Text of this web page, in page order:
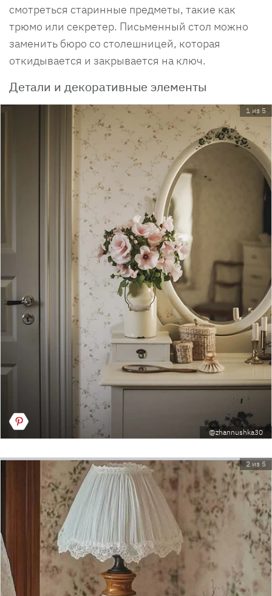
смотреться старинные предметы, такие как
трюмо или секретер. Письменный стол можно
заменить бюро со столешницей, которая
откидывается и закрывается на ключ.
Детали и декоративные элементы
1 из 5
@zhannushka30
2 из 5